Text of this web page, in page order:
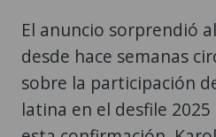
El anuncio sorprendió
desde hace semanas
sobre la participación
latina en el desfile